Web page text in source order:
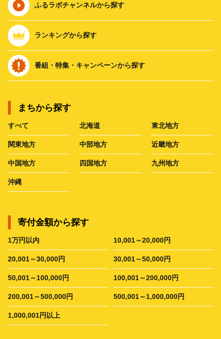
ふるラボチャンネルから探す
ランキングから探す
番組・特集・キャンペーンから探す
まちから探す
すべて 北海道 東北地方
関東地方 中部地方 近畿地方
中国地方 四国地方 九州地方
沖縄
寄付金額から探す
1万円以内 10,001～20,000円
20,001～30,000円 30,001～50,000円
50,001～100,000円 100,001～200,000円
200,001～500,000円 500,001～1,000,000円
1,000,001円以上